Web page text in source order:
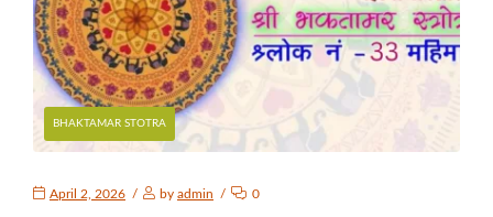
BHAKTAMAR STOTRA
April 2, 2026 by admin 0